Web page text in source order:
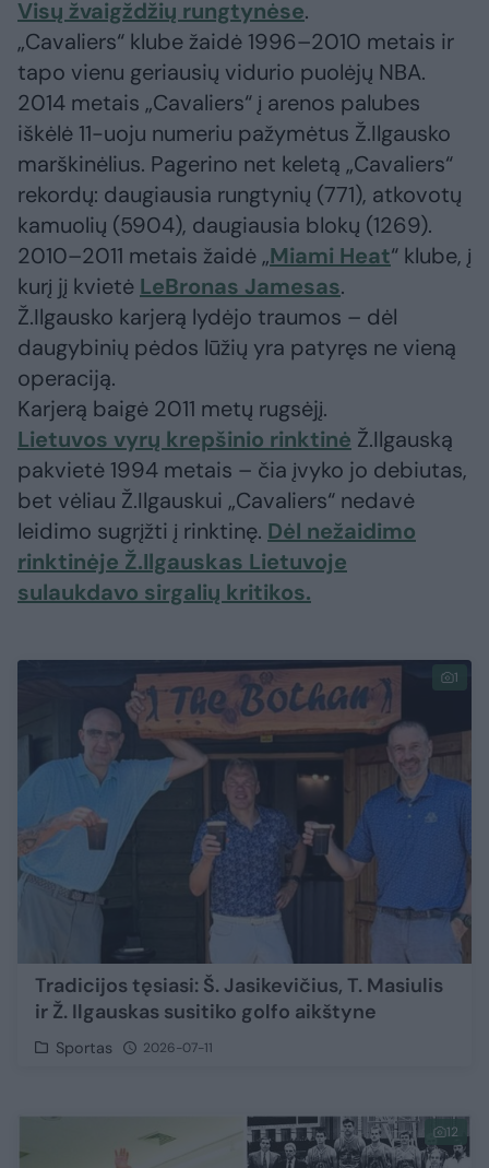
Visų žvaigždžių rungtynėse.
„Cavaliers“ klube žaidė 1996–2010 metais ir
tapo vienu geriausių vidurio puolėjų NBA.
2014 metais „Cavaliers“ į arenos palubes
iškėlė 11-uoju numeriu pažymėtus Ž.Ilgausko
marškinėlius. Pagerino net keletą „Cavaliers“
rekordų: daugiausia rungtynių (771), atkovotų
kamuolių (5904), daugiausia blokų (1269).
2010–2011 metais žaidė „Miami Heat“ klube, į
kurį jį kvietė LeBronas Jamesas.
Ž.Ilgausko karjerą lydėjo traumos – dėl
daugybinių pėdos lūžių yra patyręs ne vieną
operaciją.
Karjerą baigė 2011 metų rugsėjį.
Lietuvos vyrų krepšinio rinktinė Ž.Ilgauską
pakvietė 1994 metais – čia įvyko jo debiutas,
bet vėliau Ž.Ilgauskui „Cavaliers“ nedavė
leidimo sugrįžti į rinktinę. Dėl nežaidimo
rinktinėje Ž.Ilgauskas Lietuvoje
sulaukdavo sirgalių kritikos.
1
Tradicijos tęsiasi: Š. Jasikevičius, T. Masiulis
ir Ž. Ilgauskas susitiko golfo aikštyne
Sportas 2026-07-11
12